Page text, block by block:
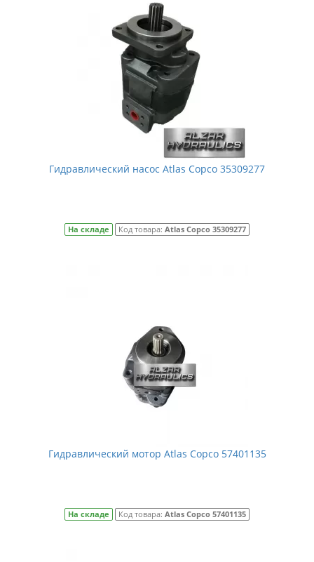
Гидравлический насос Atlas Сopco 35309277
На складе Код товара: Atlas Сopco 35309277
Гидравлический мотор Atlas Сopco 57401135
На складе Код товара: Atlas Сopco 57401135